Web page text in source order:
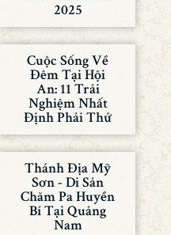
2025
Cuộc Sống Về
Đêm Tại Hội
An: 11 Trải
Nghiệm Nhất
Định Phải Thử
Thánh Địa Mỹ
Sơn - Di Sản
Chăm Pa Huyền
Bí Tại Quảng
Nam